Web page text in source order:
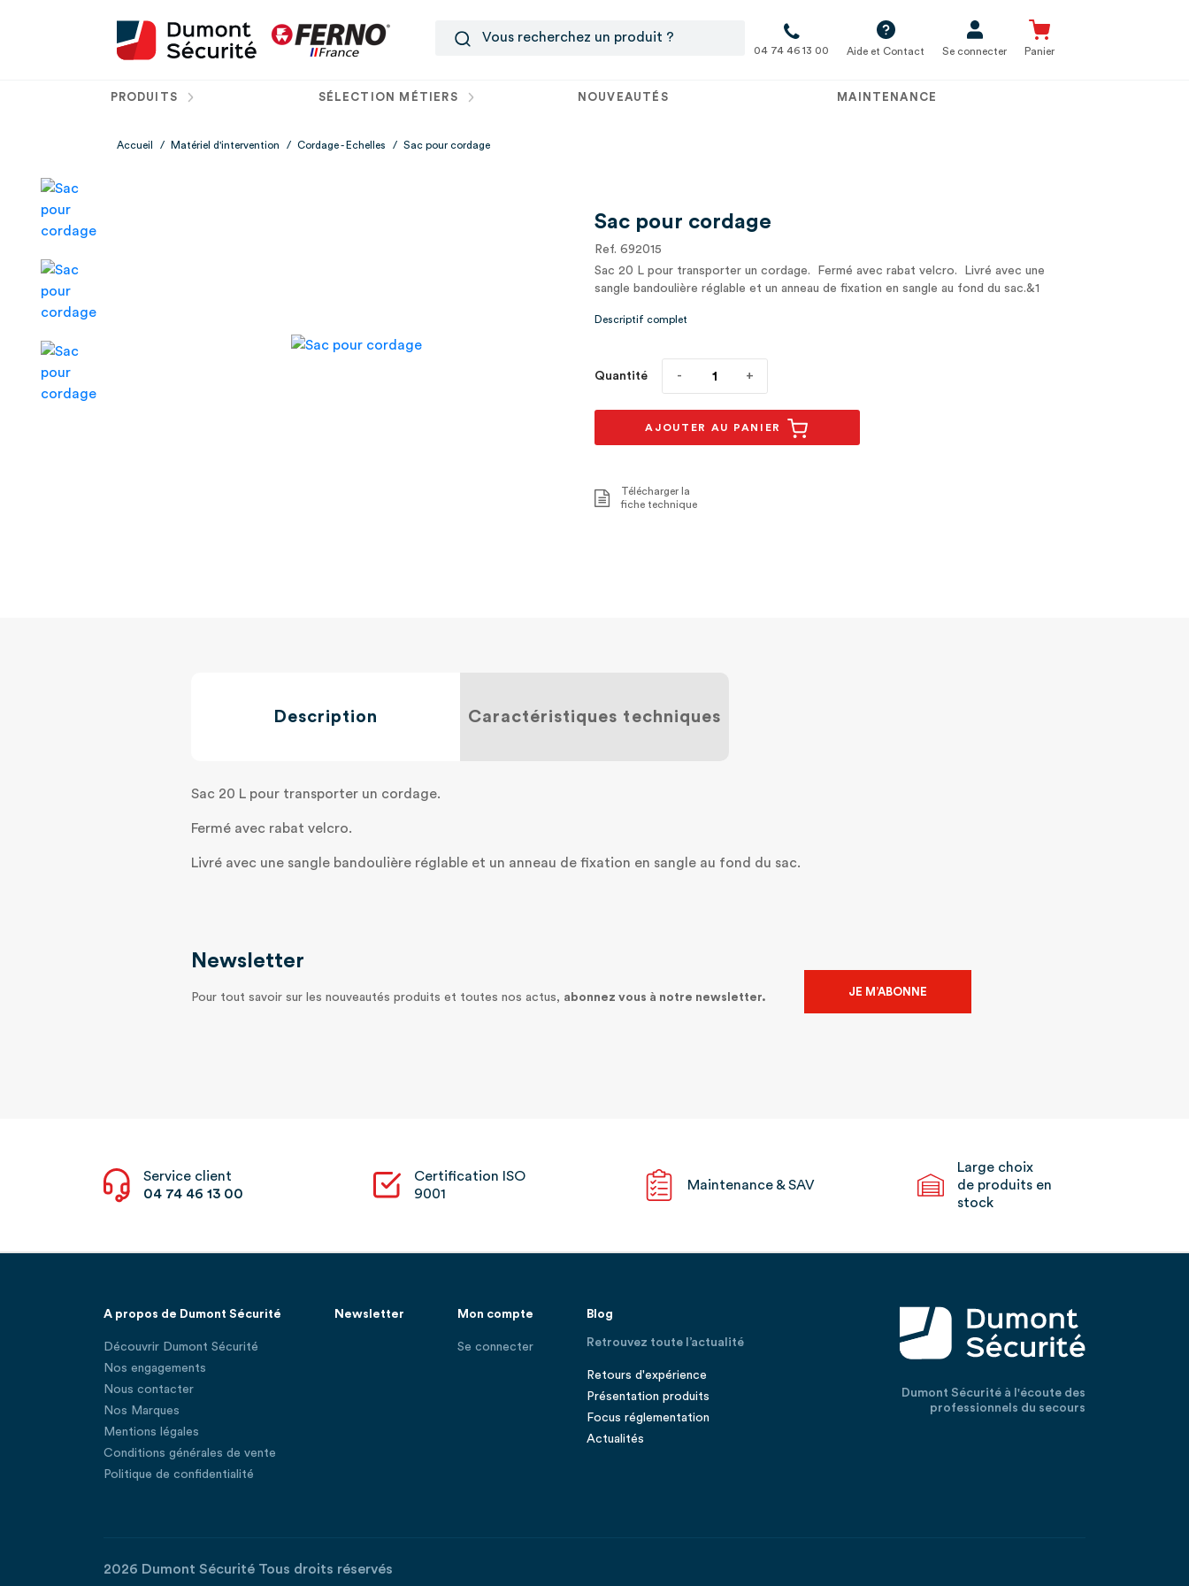
04 74 46 13 00 Aide et Contact Se connecter Panier
PRODUITS SÉLECTION MÉTIERS NOUVEAUTÉS MAINTENANCE
Accueil / Matériel d'intervention / Cordage - Echelles / Sac pour cordage
Sac pour cordage
Ref. 692015
Sac 20 L pour transporter un cordage. Fermé avec rabat velcro. Livré avec une
sangle bandoulière réglable et un anneau de fixation en sangle au fond du sac.&1
Descriptif complet
Quantité
AJOUTER AU PANIER
Télécharger la
fiche technique
Description Caractéristiques techniques
Sac 20 L pour transporter un cordage.
Fermé avec rabat velcro.
Livré avec une sangle bandoulière réglable et un anneau de fixation en sangle au fond du sac.
Newsletter
Pour tout savoir sur les nouveautés produits et toutes nos actus, abonnez vous à notre newsletter. JE M’ABONNE
Service client
04 74 46 13 00
Certification ISO
9001
Maintenance & SAV
Large choix
de produits en
stock
A propos de Dumont Sécurité
Découvrir Dumont Sécurité
Nos engagements
Nous contacter
Nos Marques
Mentions légales
Conditions générales de vente
Politique de confidentialité
Newsletter Mon compte
Se connecter
Blog
Retrouvez toute l’actualité
Retours d'expérience
Présentation produits
Focus réglementation
Actualités
Dumont Sécurité à l'écoute des
professionnels du secours
2026 Dumont Sécurité Tous droits réservés